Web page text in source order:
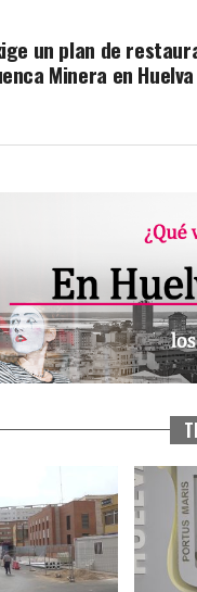
un plan de
Minera en Huelva